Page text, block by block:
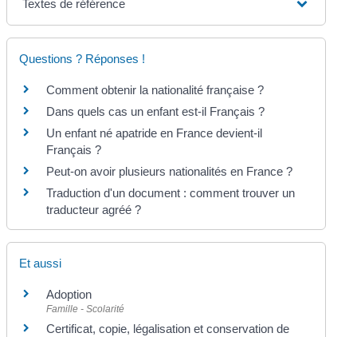
Textes de référence
Questions ? Réponses !
Comment obtenir la nationalité française ?
Dans quels cas un enfant est-il Français ?
Un enfant né apatride en France devient-il
Français ?
Peut-on avoir plusieurs nationalités en France ?
Traduction d'un document : comment trouver un
traducteur agréé ?
Et aussi
Adoption
Famille - Scolarité
Certificat, copie, légalisation et conservation de